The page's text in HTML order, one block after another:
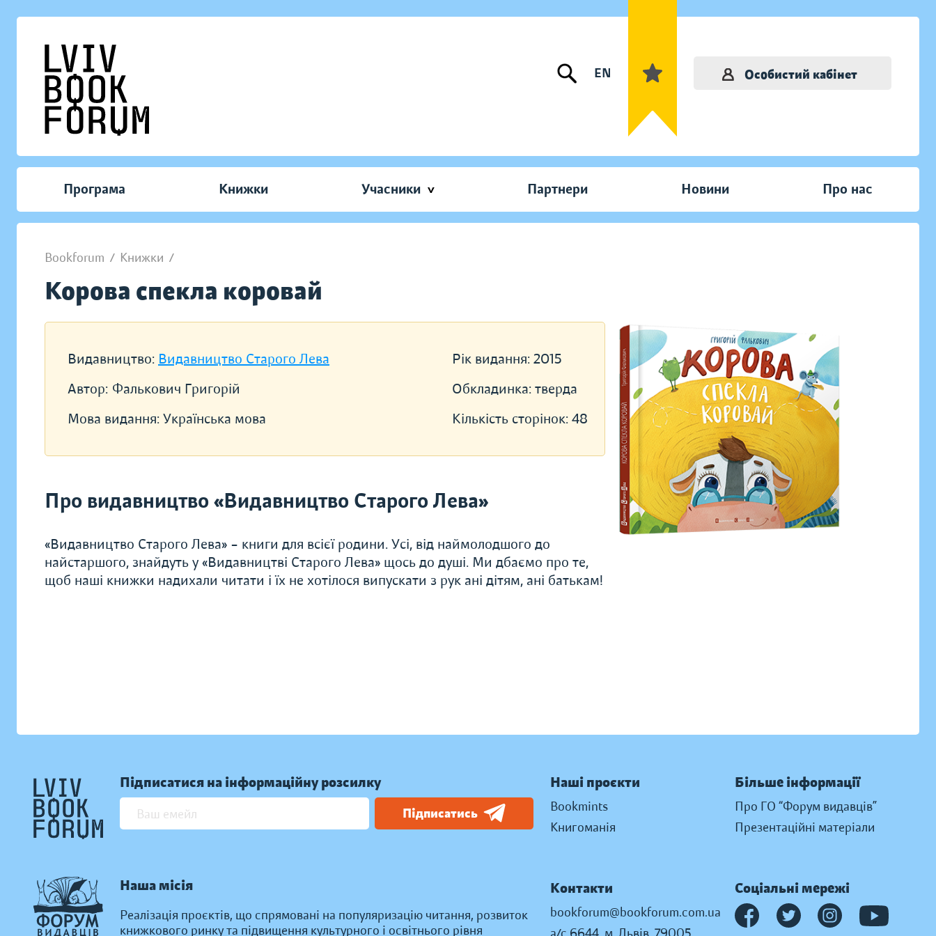
EN Особистий кабінет
Програма Книжки Учасники Партнери Новини Про нас
Bookforum / Книжки /
Корова спекла коровай
Видавництво: Видавництво Старого Лева
Автор: Фалькович Григорій
Мова видання: Українська мова
Рік видання: 2015
Обкладинка: тверда
Кількість сторінок: 48
Про видавництво «Видавництво Старого Лева»
«Видавництво Старого Лева» – книги для всієї родини. Усі, від наймолодшого до
найстаршого, знайдуть у «Видавництві Старого Лева» щось до душі. Ми дбаємо про те,
щоб наші книжки надихали читати і їх не хотілося випускати з рук ані дітям, ані батькам!
Підписатися на інформаційну розсилку
Підписатись
Наша місія
Реалізація проєктів, що спрямовані на популяризацію читання, розвиток
книжкового ринку та підвищення культурного і освітнього рівня
Наші проєкти
Bookmints
Книгоманія
Більше інформації
Про ГО “Форум видавців”
Презентаційні матеріали
Контакти
bookforum@bookforum.com.ua
Соціальні мережі